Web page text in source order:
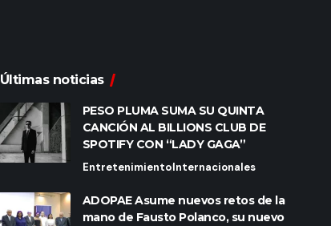
Últimas noticias
PESO PLUMA SUMA SU QUINTA
CANCIÓN AL BILLIONS CLUB DE
SPOTIFY CON “LADY GAGA”
EntretenimientoInternacionales
ADOPAE Asume nuevos retos de la
mano de Fausto Polanco, su nuevo